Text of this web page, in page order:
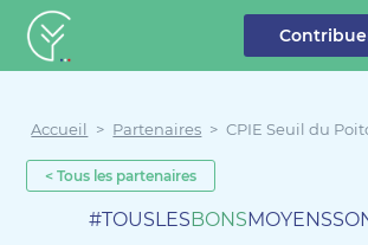
Créateur de forêt
Accueil > Partenaires > CPIE Seuil du
< Tous les partenaires
#TOUSLESBONS